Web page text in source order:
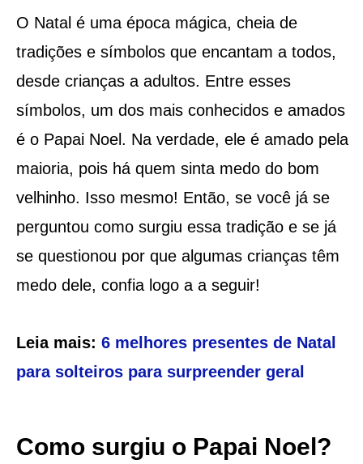
O Natal é uma época mágica, cheia de
tradições e símbolos que encantam a todos,
desde crianças a adultos. Entre esses
símbolos, um dos mais conhecidos e amados
é o Papai Noel. Na verdade, ele é amado pela
maioria, pois há quem sinta medo do bom
velhinho. Isso mesmo! Então, se você já se
perguntou como surgiu essa tradição e se já
se questionou por que algumas crianças têm
medo dele, confia logo a a seguir!
Leia mais: 6 melhores presentes de Natal
para solteiros para surpreender geral
Como surgiu o Papai Noel?